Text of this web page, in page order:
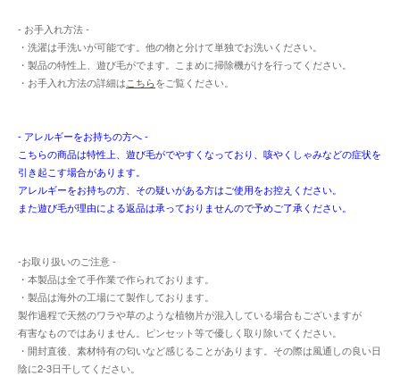
- お手入れ方法 -
・洗濯は手洗いが可能です。他の物と分けて単独でお洗いください。
・製品の特性上、遊び毛がでます。こまめに掃除機がけを行ってください。
・お手入れ方法の詳細はこちらをご覧ください。
- アレルギーをお持ちの方へ -
こちらの商品は特性上、遊び毛がでやすくなっており、咳やくしゃみなどの症状を
引き起こす場合があります。
アレルギーをお持ちの方、その疑いがある方はご使用をお控えください。
また遊び毛が理由による返品は承っておりませんので予めご了承ください。
-お取り扱いのご注意 -
・本製品は全て手作業で作られております。
・製品は海外の工場にて製作しております。
製作過程で天然のワラや草のような植物片が混入している場合もございますが
有害なものではありません。ピンセット等で優しく取り除いてください。
・開封直後、素材特有の匂いなど感じることがあります。その際は風通しの良い日
陰に2-3日干してください。